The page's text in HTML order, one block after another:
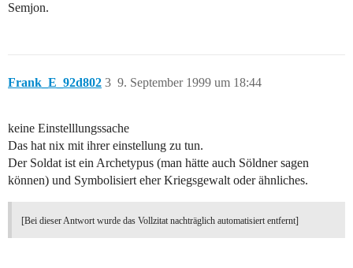
Semjon.
Frank_E_92d802 9. September 1999 um 18:44
3
keine Einstelllungssache
Das hat nix mit ihrer einstellung zu tun.
Der Soldat ist ein Archetypus (man hätte auch Söldner sagen
können) und Symbolisiert eher Kriegsgewalt oder ähnliches.
[Bei dieser Antwort wurde das Vollzitat nachträglich automatisiert entfernt]